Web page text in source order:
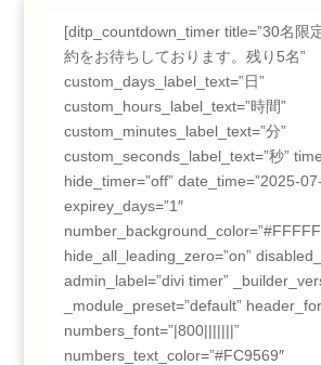
[ditp_countdown_timer title=”30名限
約をお待ちしております。残り5名”
custom_days_label_text=”日”
custom_hours_label_text=”時間”
custom_minutes_label_text=”分”
custom_seconds_label_text=”秒”
hide_timer=”off” date_time=”2025-
expirey_days=”1″
hide_all_leading_zero=”on”
admin_label=”divi timer”
_module_preset=”default”
numbers_font=”|800|||||||”
numbers_text_color=”#FC9569″